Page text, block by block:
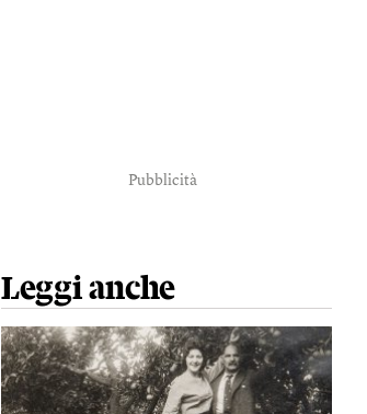
Pubblicità
Leggi anche